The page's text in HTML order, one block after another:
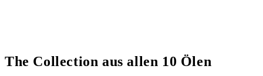
The Collection aus allen 10 Ölen